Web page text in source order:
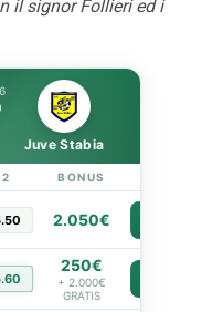
il signor Follieri ed i
Juve Stabia
2 BONUS
2.050€
250€
+ 2.000€
GRATIS